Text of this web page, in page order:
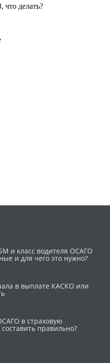
что делать?
и класс водителя ОСАГО
и для чего это нужно?
в выплате КАСКО или
в страховую
правильно?